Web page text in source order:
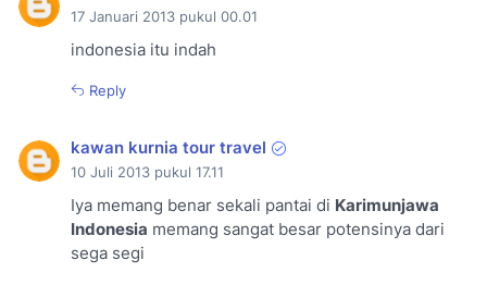
17 Januari 2013 pukul 00.01
indonesia itu indah
Reply
kawan kurnia tour travel
10 Juli 2013 pukul 17.11
Iya memang benar sekali pantai di Karimunjawa
Indonesia memang sangat besar potensinya dari
sega segi